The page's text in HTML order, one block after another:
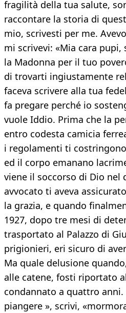
fragilità della tua salute,
raccontare la storia di
mio, scrivesti per me.
mi scrivevi: «Mia cara
la Madonna per il tuo
di trovarti ingiustamente
faceva scrivere alla tua
fa pregare perché io
vuole Iddio. Prima che la
entro codesta camicia
i regolamenti ti
ed il corpo emanano
viene il soccorso di Dio nel
avvocato ti aveva
la grazia, e quando
1927, dopo tre mesi di
trasportato al Palazzo di
prigionieri, eri sicuro di
Ma quale delusione
alle catene, fosti riportato
condannato a quattro
piangere », scrivi,